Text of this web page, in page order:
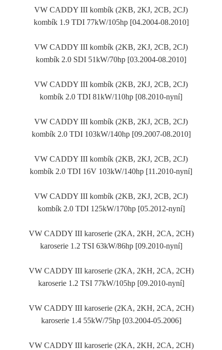
VW CADDY III kombík (2KB, 2KJ, 2CB, 2CJ)
kombík 1.9 TDI 77kW/105hp [04.2004-08.2010]
VW CADDY III kombík (2KB, 2KJ, 2CB, 2CJ)
kombík 2.0 SDI 51kW/70hp [03.2004-08.2010]
VW CADDY III kombík (2KB, 2KJ, 2CB, 2CJ)
kombík 2.0 TDI 81kW/110hp [08.2010-nyní]
VW CADDY III kombík (2KB, 2KJ, 2CB, 2CJ)
kombík 2.0 TDI 103kW/140hp [09.2007-08.2010]
VW CADDY III kombík (2KB, 2KJ, 2CB, 2CJ)
kombík 2.0 TDI 16V 103kW/140hp [11.2010-nyní]
VW CADDY III kombík (2KB, 2KJ, 2CB, 2CJ)
kombík 2.0 TDI 125kW/170hp [05.2012-nyní]
VW CADDY III karoserie (2KA, 2KH, 2CA, 2CH)
karoserie 1.2 TSI 63kW/86hp [09.2010-nyní]
VW CADDY III karoserie (2KA, 2KH, 2CA, 2CH)
karoserie 1.2 TSI 77kW/105hp [09.2010-nyní]
VW CADDY III karoserie (2KA, 2KH, 2CA, 2CH)
karoserie 1.4 55kW/75hp [03.2004-05.2006]
VW CADDY III karoserie (2KA, 2KH, 2CA, 2CH)